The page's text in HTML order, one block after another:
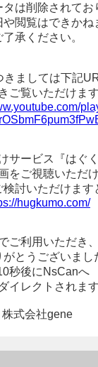
は削除されてお
や閲覧はできかね
了承ください。
きましては下記
ご覧いただけます
サービス『はぐ
をご視聴いただけ
検討いただけます
hugkumo.com/
ご利用いただき、
とうございまし
秒後にNsCanへ
イレクトされます
株式会社gene